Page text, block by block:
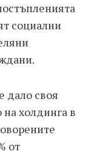
социални
дало своя
холдинга в
от